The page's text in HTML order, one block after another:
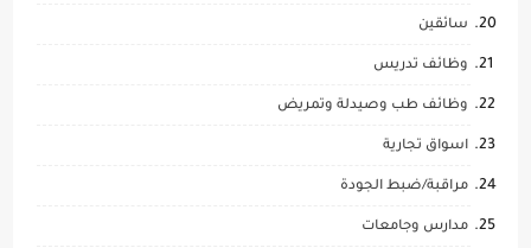
سائقين
وظائف تدريس
وظائف طب وصيدلة وتمريض
اسواق تجارية
مراقبة/ضبط الجودة
مدارس وجامعات